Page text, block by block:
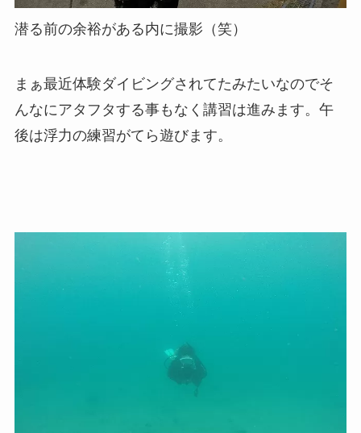
潜る前の余裕がある内に撮影（笑）
まぁ最近体験ダイビングされてたみたいなのでそ
んなにアタフタする事もなく講習は進みます。午
後は浮力の練習がてら遊びます。